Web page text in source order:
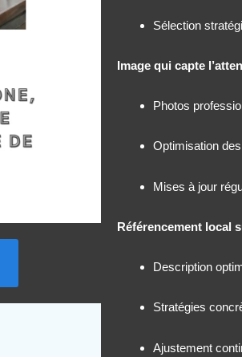
Sélection
Image qui capte
Photos
Optimisation
Mises à jour
Référencement local
Description
Stratégies
Ajustement